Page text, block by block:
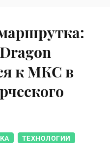
к МКС в
ТЕХНОЛОГИИ